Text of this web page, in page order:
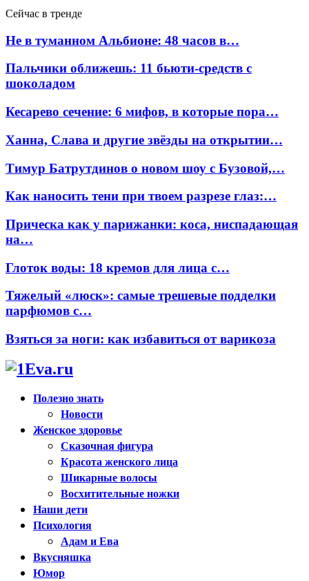
Сейчас в тренде
Не в туманном Альбионе: 48 часов в…
Пальчики оближешь: 11 бьюти-средств с
шоколадом
Кесарево сечение: 6 мифов, в которые пора…
Ханна, Слава и другие звёзды на открытии…
Тимур Батрутдинов о новом шоу с Бузовой,…
Как наносить тени при твоем разрезе глаз:…
Прическа как у парижанки: коса, ниспадающая
на…
Глоток воды: 18 кремов для лица с…
Тяжелый «люск»: самые трешевые подделки
парфюмов с…
Взяться за ноги: как избавиться от варикоза
Полезно знать
Новости
Женское здоровье
Сказочная фигура
Красота женского лица
Шикарные волосы
Восхитительные ножки
Наши дети
Психология
Адам и Ева
Вкусняшка
Юмор